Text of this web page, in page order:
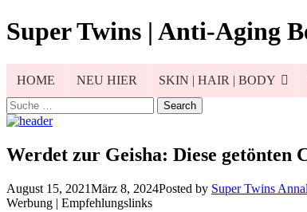
Skip
to
Super Twins | Anti-Aging
HOME NEU HIER SKIN | HAIR | BODY
Search
for:
Werdet zur Geisha: Diese getönten
August 15, 2021März 8, 2024Posted by Super Twins
Werbung | Empfehlungslinks